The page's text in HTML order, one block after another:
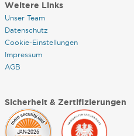
Weitere Links
Unser Team
Datenschutz
Cookie-Einstellungen
Impressum
AGB
Sicherheit & Zertifizierungen